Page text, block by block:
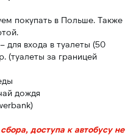
покупать в Польше. Также
для входа в туалеты (50
(туалеты за границей
дождя
доступа к автобусу не